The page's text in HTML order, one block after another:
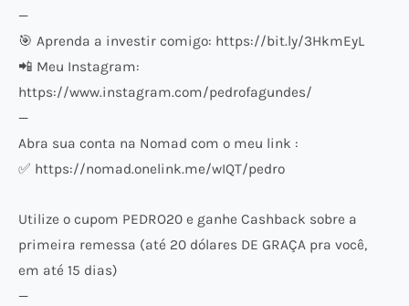
—
🎯 Aprenda a investir comigo: https://bit.ly/3HkmEyL
📲 Meu Instagram:
https://www.instagram.com/pedrofagundes/
—
Abra sua conta na Nomad com o meu link :
✅ https://nomad.onelink.me/wIQT/pedro
Utilize o cupom PEDRO20 e ganhe Cashback sobre a
primeira remessa (até 20 dólares DE GRAÇA pra você,
em até 15 dias)
—